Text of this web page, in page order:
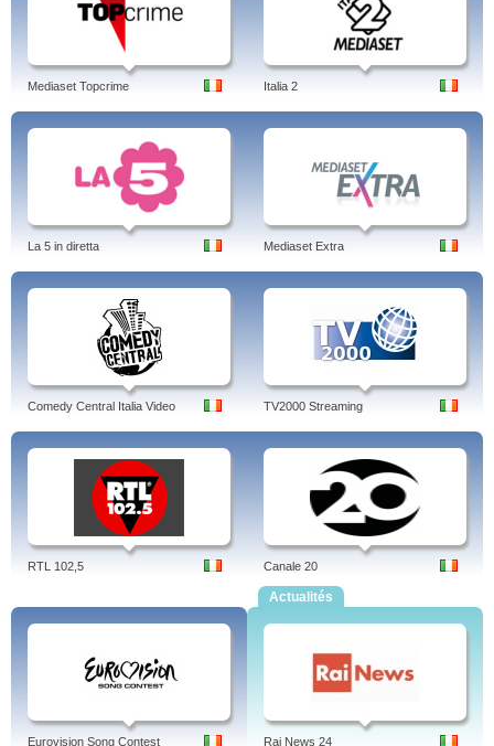
Mediaset Topcrime Italia 2
La 5 in diretta Mediaset Extra
Comedy Central Italia Video TV2000 Streaming
RTL 102,5 Canale 20
Eurovision Song Contest
Actualités
Rai News 24